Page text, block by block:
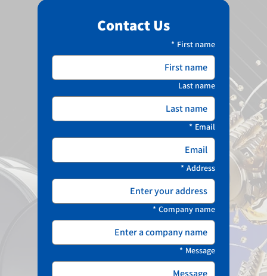
Contact Us
First name
*
Last name
Email
*
Address
*
Company name
*
Message
*